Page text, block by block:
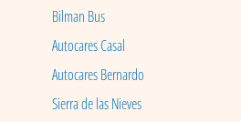
Bilman Bus
Autocares Casal
Autocares Bernardo
Sierra de las Nieves